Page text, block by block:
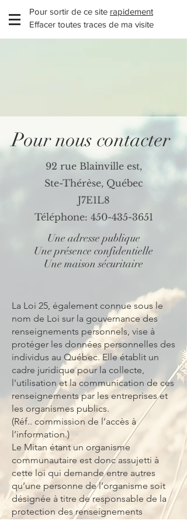
Pour sortir de ce site rapidement
Effacer toutes traces de ma visite
Pour nous contacter
92 rue Blainville est,
Ste-Thérèse, Québec
J7E1L8
Téléphone: 450-435-3651
Une adresse publique
Une présence confidentielle
Une maison sécuritaire
La Loi 25, également connue sous le
nom de Loi sur la gouvernance des
renseignements personnels, vise à
protéger les données personnelles des
individus au Québec. Elle établit un
cadre juridique pour la collecte,
l'utilisation et la communication de ces
renseignements par les entreprises et
les organismes publics.
(Réf.. commission de l’accès à
l’information.)
Le Mitan étant un organisme
communautaire est donc assujetti à
cette loi qui demande entre autres
qu’une personne de l’organisme soit
désignée à titre de responsable de la
protection des renseignements